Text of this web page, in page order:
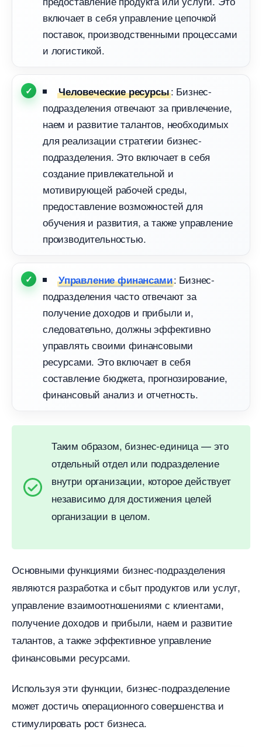
ключает в себя управление цепочкой
поставок, производственными процессами
и логистикой.
Человеческие ресурсы: Бизнес-
подразделения отвечают за привлечение,
наем и развитие талантов, необходимых
для реализации стратегии бизнес-
подразделения. Это включает в себя
создание привлекательной и
мотивирующей рабочей среды,
предоставление возможностей для
обучения и развития, а также управление
производительностью.
Управление финансами: Бизнес-
подразделения часто отвечают за
получение доходов и прибыли и,
следовательно, должны эффективно
управлять своими финансовыми
ресурсами. Это включает в себя
составление бюджета, прогнозирование,
финансовый анализ и отчетность.
Таким образом, бизнес-единица — это
отдельный отдел или подразделение
нутри организации, которое действует
независимо для достижения целей
организации в целом.
Основными функциями бизнес-подразделения
являются разработка и сбыт продуктов или услуг,
управление взаимоотношениями с клиентами,
получение доходов и прибыли, наем и развитие
талантов, а также эффективное управление
финансовыми ресурсами.
Используя эти функции, бизнес-подразделение
может достичь операционного совершенства и
стимулировать рост бизнеса.